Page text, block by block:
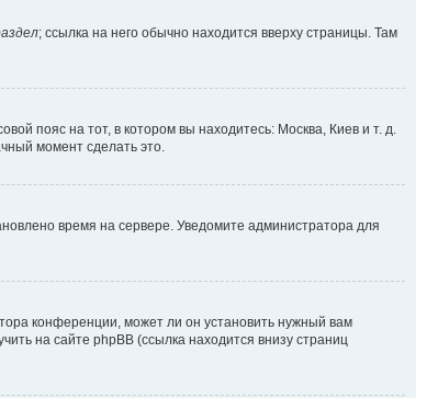
; ссылка на него обычно находится вверху страницы. Там
пояс на тот, в котором вы находитесь: Москва, Киев и т. д.
момент сделать это.
время на сервере. Уведомите администратора для
конференции, может ли он установить нужный вам
на сайте phpBB (ссылка находится внизу страниц